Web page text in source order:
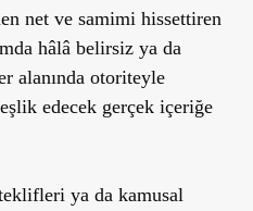
net ve samimi hissettiren
hâlâ belirsiz ya da
alanında otoriteyle
edecek gerçek içeriğe
ya da kamusal